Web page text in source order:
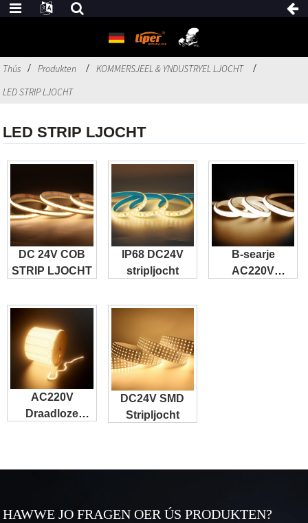
Thús Produkten
KOMMERSJEEL & YNDUSTRYEL LJOCHT
LED STRIP LJOCHT
LED STRIP LJOCHT
DC 24V COB
STRIP LJOCHT
IP68 DC24V
stripljocht
B-searje
AC220V
AC220V
Draadloze
DC24V SMD
Stripljocht
HAWWE JO FRAGEN OER ÚS PRODUKTEN?